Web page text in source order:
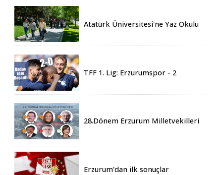
Atatürk Üniversitesi'ne Yaz Okulu
TFF 1. Lig: Erzurumspor - 2
28.Dönem Erzurum Milletvekilleri
Erzurum'dan ilk sonuçlar